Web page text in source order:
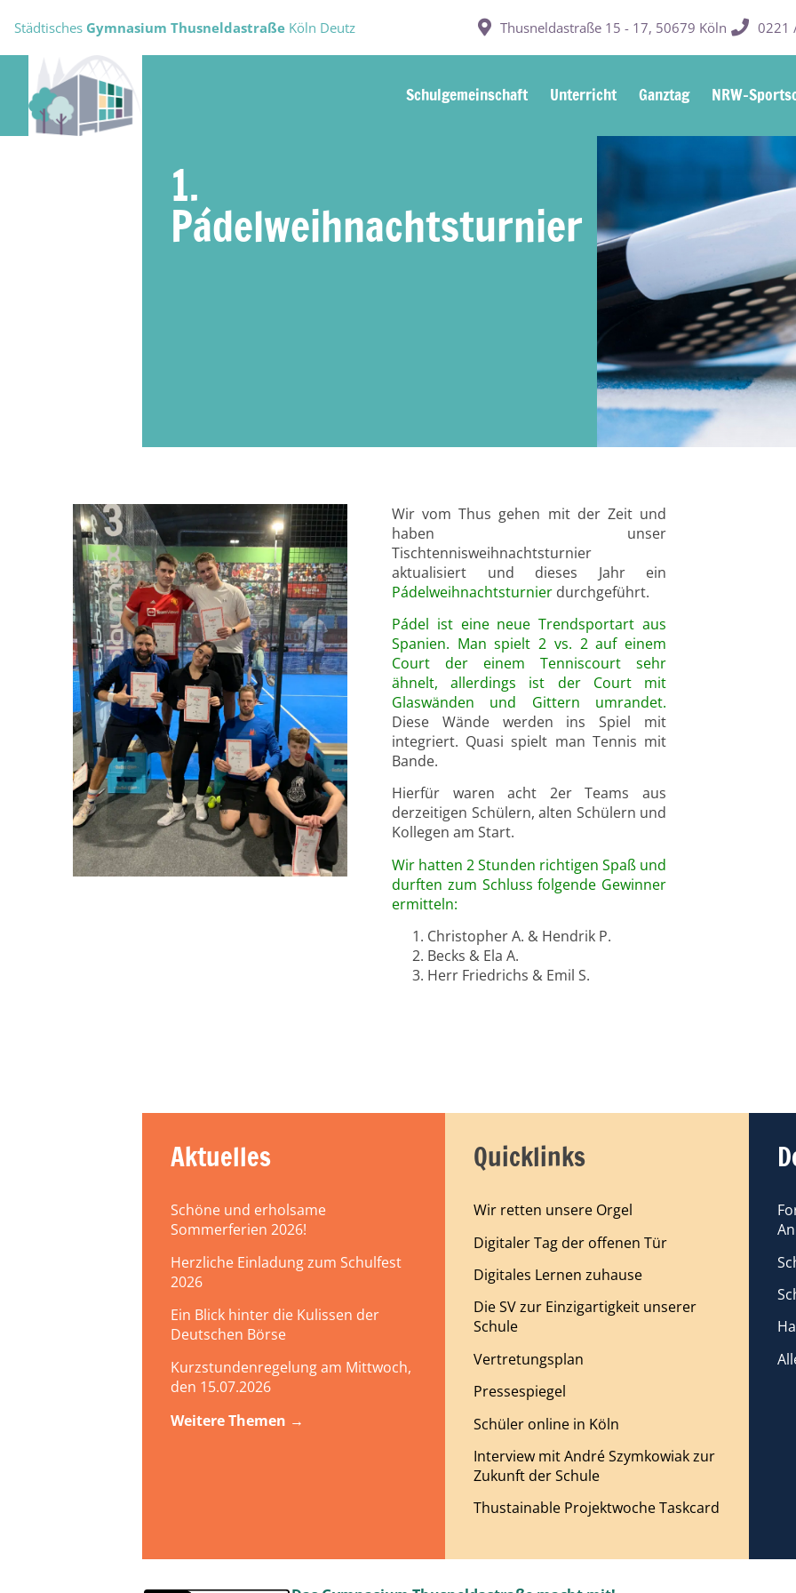
Städtisches Gymnasium Thusneldastraße Köln Deutz Thusneldastraße 15 - 17, 50679 Köln 0221
Schulgemeinschaft Unterricht Ganztag NRW-
1.
Pádelweihnachtsturnier
Wir vom Thus gehen mit der Zeit und
haben unser
Tischtennisweihnachtsturnier
aktualisiert und dieses Jahr ein
Pádelweihnachtsturnier durchgeführt.
Pádel ist eine neue Trendsportart aus
Spanien. Man spielt 2 vs. 2 auf einem
Court der einem Tenniscourt sehr
ähnelt, allerdings ist der Court mit
Glaswänden und Gittern umrandet.
Diese Wände werden ins Spiel mit
integriert. Quasi spielt man Tennis mit
Bande.
Hierfür waren acht 2er Teams aus
derzeitigen Schülern, alten Schülern und
Kollegen am Start.
Wir hatten 2 Stunden richtigen Spaß und
durften zum Schluss folgende Gewinner
ermitteln:
Christopher A. & Hendrik P.
Becks & Ela A.
Herr Friedrichs & Emil S.
Aktuelles
Schöne und erholsame
Sommerferien 2026!
Herzliche Einladung zum Schulfest
2026
Ein Blick hinter die Kulissen der
Deutschen Börse
Kurzstundenregelung am Mittwoch,
den 15.07.2026
Weitere Themen →
Quicklinks
Wir retten unsere Orgel
Digitaler Tag der offenen Tür
Digitales Lernen zuhause
Die SV zur Einzigartigkeit unserer
Schule
Vertretungsplan
Pressespiegel
Schüler online in Köln
Interview mit André Szymkowiak zur
Zukunft der Schule
Thustainable Projektwoche Taskcard